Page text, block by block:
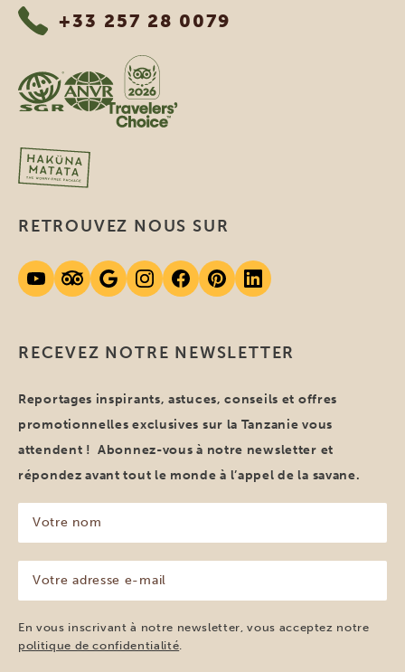
+33 257 28 0079
RECEVEZ NOTRE NEWSLETTER
Reportages inspirants, astuces, conseils et offres
promotionnelles exclusives sur la Tanzanie vous
attendent ! Abonnez-vous à notre newsletter et
répondez avant tout le monde à l’appel de la savane.
nom
(Nécessaire)
adresse
e-
mail
(Nécessaire)
En vous inscrivant à notre newsletter, vous acceptez notre
politique de confidentialité
RETROUVEZ NOUS SUR